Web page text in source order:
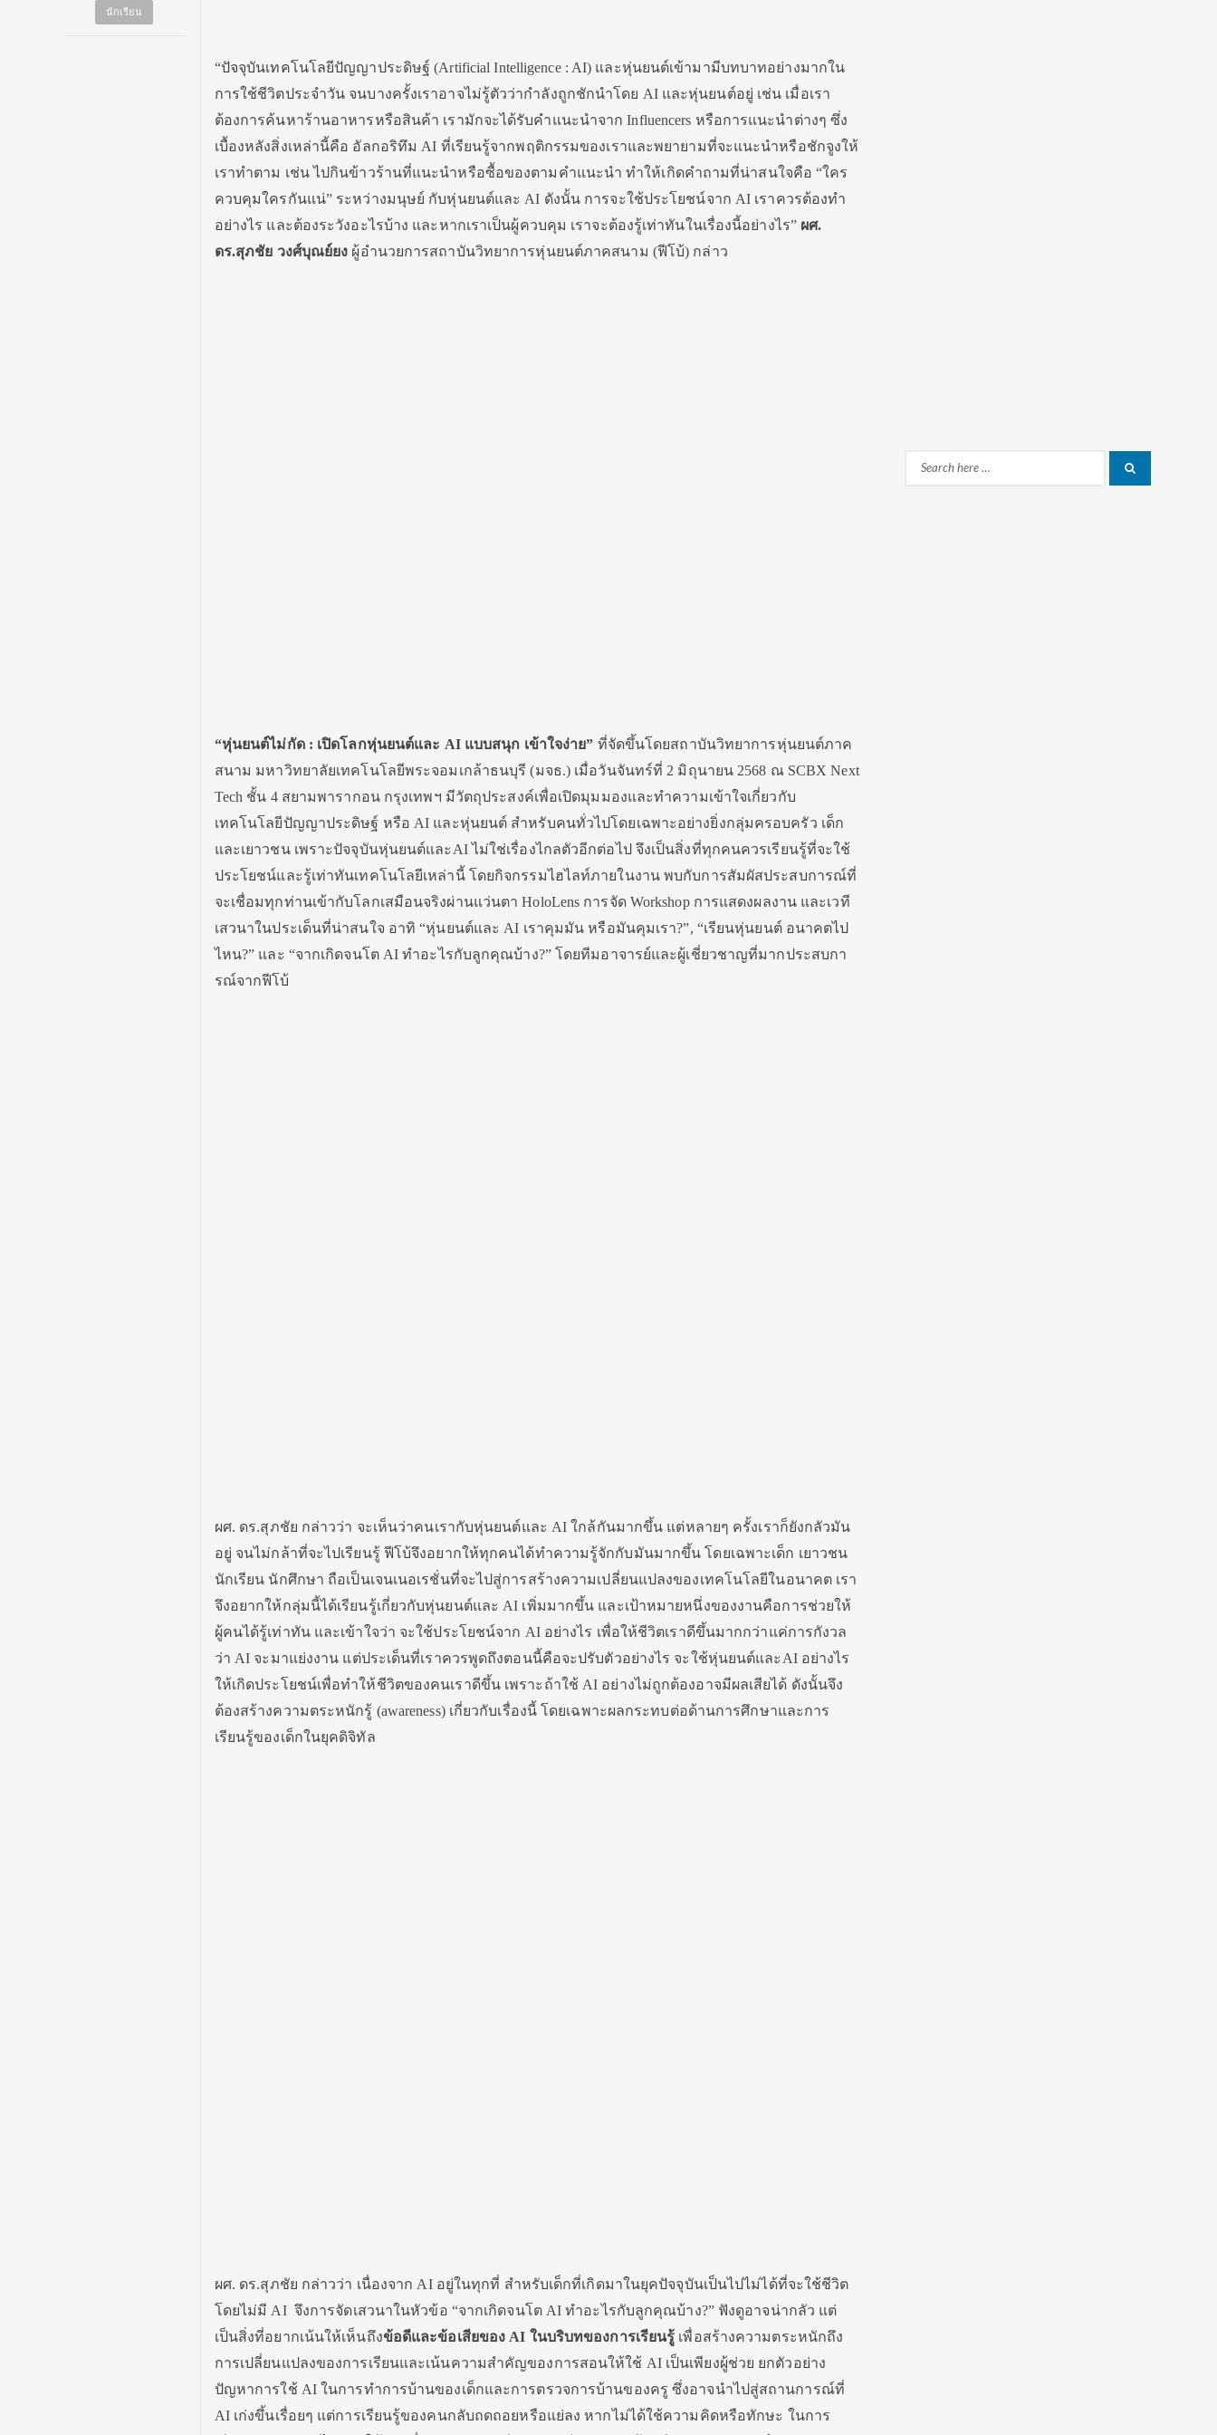
นักเรียน
“ปัจจุบันเทคโนโลยีปัญญาประดิษฐ์ (Artificial Intelligence : AI) และหุ่นยนต์เข้ามามีบทบาทอย่างมากใน
การใช้ชีวิตประจำวัน จนบางครั้งเราอาจไม่รู้ตัวว่ากำลังถูกชักนำโดย AI และหุ่นยนต์อยู่ เช่น เมื่อเรา
ต้องการค้นหาร้านอาหารหรือสินค้า เรามักจะได้รับคำแนะนำจาก Influencers หรือการแนะนำต่างๆ ซึ่ง
เบื้องหลังสิ่งเหล่านี้คือ อัลกอริทึม AI ที่เรียนรู้จากพฤติกรรมของเราและพยายามที่จะแนะนำหรือชักจูงให้
เราทำตาม เช่น ไปกินข้าวร้านที่แนะนำหรือซื้อของตามคำแนะนำ ทำให้เกิดคำถามที่น่าสนใจคือ “ใคร
ควบคุมใครกันแน่” ระหว่างมนุษย์ กับหุ่นยนต์และ AI ดังนั้น การจะใช้ประโยชน์จาก AI เราควรต้องทำ
อย่างไร และต้องระวังอะไรบ้าง และหากเราเป็นผู้ควบคุม เราจะต้องรู้เท่าทันในเรื่องนี้อย่างไร” ผศ.
ดร.สุภชัย วงศ์บุณย์ยง ผู้อำนวยการสถาบันวิทยาการหุ่นยนต์ภาคสนาม (ฟีโบ้) กล่าว
“หุ่นยนต์ไม่กัด : เปิดโลกหุ่นยนต์และ AI แบบสนุก เข้าใจง่าย” ที่จัดขึ้นโดยสถาบันวิทยาการหุ่นยนต์ภาค
สนาม มหาวิทยาลัยเทคโนโลยีพระจอมเกล้าธนบุรี (มจธ.) เมื่อวันจันทร์ที่ 2 มิถุนายน 2568 ณ SCBX Next
Tech ชั้น 4 สยามพารากอน กรุงเทพฯ มีวัตถุประสงค์เพื่อเปิดมุมมองและทำความเข้าใจเกี่ยวกับ
เทคโนโลยีปัญญาประดิษฐ์ หรือ AI และหุ่นยนต์ สำหรับคนทั่วไปโดยเฉพาะอย่างยิ่งกลุ่มครอบครัว เด็ก
และเยาวชน เพราะปัจจุบันหุ่นยนต์และAI ไม่ใช่เรื่องไกลตัวอีกต่อไป จึงเป็นสิ่งที่ทุกคนควรเรียนรู้ที่จะใช้
ประโยชน์และรู้เท่าทันเทคโนโลยีเหล่านี้ โดยกิจกรรมไฮไลท์ภายในงาน พบกับการสัมผัสประสบการณ์ที่
จะเชื่อมทุกท่านเข้ากับโลกเสมือนจริงผ่านแว่นตา HoloLens การจัด Workshop การแสดงผลงาน และเวที
เสวนาในประเด็นที่น่าสนใจ อาทิ “หุ่นยนต์และ AI เราคุมมัน หรือมันคุมเรา?”, “เรียนหุ่นยนต์ อนาคตไป
ไหน?” และ “จากเกิดจนโต AI ทำอะไรกับลูกคุณบ้าง?” โดยทีมอาจารย์และผู้เชี่ยวชาญที่มากประสบกา
รณ์จากฟีโบ้
ผศ. ดร.สุภชัย กล่าวว่า จะเห็นว่าคนเรากับหุ่นยนต์และ AI ใกล้กันมากขึ้น แต่หลายๆ ครั้งเราก็ยังกลัวมัน
อยู่ จนไม่กล้าที่จะไปเรียนรู้ ฟีโบ้จึงอยากให้ทุกคนได้ทำความรู้จักกับมันมากขึ้น โดยเฉพาะเด็ก เยาวชน
นักเรียน นักศึกษา ถือเป็นเจนเนอเรชั่นที่จะไปสู่การสร้างความเปลี่ยนแปลงของเทคโนโลยีในอนาคต เรา
จึงอยากให้กลุ่มนี้ได้เรียนรู้เกี่ยวกับหุ่นยนต์และ AI เพิ่มมากขึ้น และเป้าหมายหนึ่งของงานคือการช่วยให้
ผู้คนได้รู้เท่าทัน และเข้าใจว่า จะใช้ประโยชน์จาก AI อย่างไร เพื่อให้ชีวิตเราดีขึ้นมากกว่าแค่การกังวล
ว่า AI จะมาแย่งงาน แต่ประเด็นที่เราควรพูดถึงตอนนี้คือจะปรับตัวอย่างไร จะใช้หุ่นยนต์และAI อย่างไร
ให้เกิดประโยชน์เพื่อทำให้ชีวิตของคนเราดีขึ้น เพราะถ้าใช้ AI อย่างไม่ถูกต้องอาจมีผลเสียได้ ดังนั้นจึง
ต้องสร้างความตระหนักรู้ (awareness) เกี่ยวกับเรื่องนี้ โดยเฉพาะผลกระทบต่อด้านการศึกษาและการ
เรียนรู้ของเด็กในยุคดิจิทัล
ผศ. ดร.สุภชัย กล่าวว่า เนื่องจาก AI อยู่ในทุกที่ สำหรับเด็กที่เกิดมาในยุคปัจจุบันเป็นไปไม่ได้ที่จะใช้ชีวิต
โดยไม่มี AI จึงการจัดเสวนาในหัวข้อ “จากเกิดจนโต AI ทำอะไรกับลูกคุณบ้าง?” ฟังดูอาจน่ากลัว แต่
เป็นสิ่งที่อยากเน้นให้เห็นถึงข้อดีและข้อเสียของ AI ในบริบทของการเรียนรู้ เพื่อสร้างความตระหนักถึง
การเปลี่ยนแปลงของการเรียนและเน้นความสำคัญของการสอนให้ใช้ AI เป็นเพียงผู้ช่วย ยกตัวอย่าง
ปัญหาการใช้ AI ในการทำการบ้านของเด็กและการตรวจการบ้านของครู ซึ่งอาจนำไปสู่สถานการณ์ที่
AI เก่งขึ้นเรื่อยๆ แต่การเรียนรู้ของคนกลับถดถอยหรือแย่ลง หากไม่ได้ใช้ความคิดหรือทักษะ ในการ
Search